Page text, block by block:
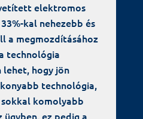
elektromos
kal nehezebb és
a megmozdításához
technológia
lehet, hogy jön
technológia,
komolyabb
ez pedig a